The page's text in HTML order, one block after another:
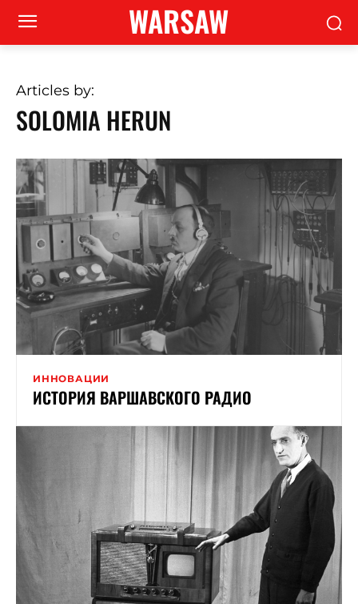
WARSAW
Articles by:
SOLOMIA HERUN
ИННОВАЦИИ
ИСТОРИЯ ВАРШАВСКОГО РАДИО